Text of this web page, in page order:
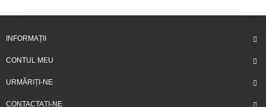
INFORMAȚII
CONTUL MEU
URMĂRIȚI-NE
CONTACTAȚI-NE